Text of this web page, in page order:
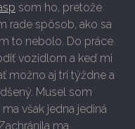
som ho, pretože
rade spôsob, ako sa
to nebolo. Do práce
vozidlom a keď mi
možno aj tri týždne a
Musel som
však jedna jediná
ma